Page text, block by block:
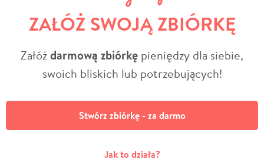
ZAŁÓŻ SWOJĄ ZBIÓRKĘ
Załóżdarmową zbiórkę pieniędzy dla siebie,
swoich bliskich lub potrzebujących!
Stwórz zbiórkę - za darmo
Jak to działa?